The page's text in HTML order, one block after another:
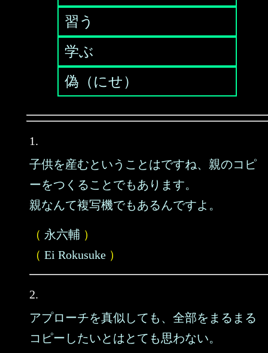
習う
学ぶ
偽（にせ）
1.
子供を産むということはですね、親のコピ
ーをつくることでもあります。
親なんて複写機でもあるんですよ。
（ 永六輔 ）
（ Ei Rokusuke ）
2.
アプローチを真似しても、全部をまるまる
コピーしたいとはとても思わない。